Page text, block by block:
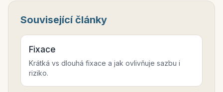
Související články
Fixace
Krátká vs dlouhá fixace a jak ovlivňuje sazbu i
riziko.